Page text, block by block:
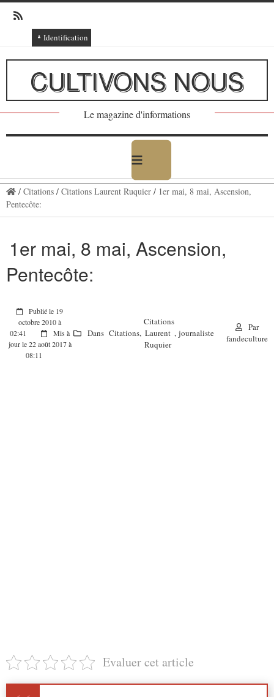
Identification
Connexion
Connexion via Facebook
Inscription
Ajout texte ou poème
CULTIVONS NOUS
Le magazine d'informations
/ Citations/ Citations Laurent Ruquier/ 1er mai, 8 mai, Ascension,
Pentecôte:
1er mai, 8 mai, Ascension,
Pentecôte:
Publié le 19
octobre 2010 à
02:41
Mis à
jour le 22 août 2017 à
08:11
Dans Citations,
Citations
Laurent
Ruquier
, journaliste
Par
fandeculture
Evaluer cet article